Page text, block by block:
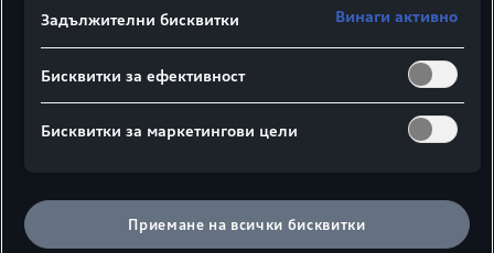
свържа?
Ако желаете да предявите Вашите права за
защита на личните данни, моля, използвайте
възможностите за контакт на
Там ще намерите допълнителна информация за
начина, по които можете да предявите Вашите
Задължителни бисквитки Винаги активно
Бисквитки за ефективност
Бисквитки за маркетингови цели
Приемане на всички бисквитки